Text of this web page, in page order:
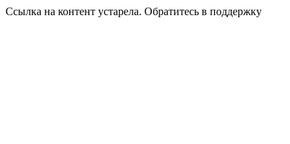
Ссылка на контент устарела. Обратитесь в поддержку